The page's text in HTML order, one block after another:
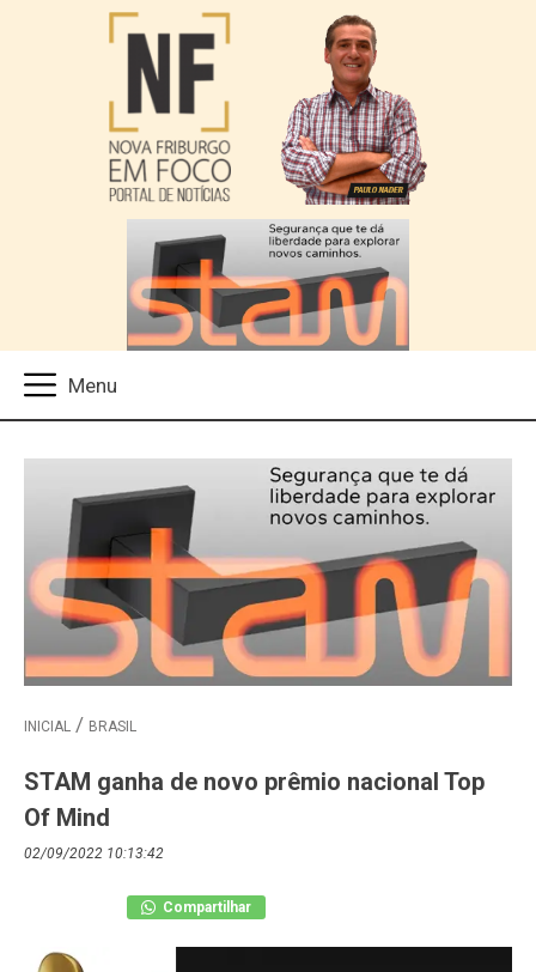
INICIAL BRASIL
STAM ganha de novo prêmio nacional Top
Of Mind
02/09/2022 10:13:42
Compartilhar